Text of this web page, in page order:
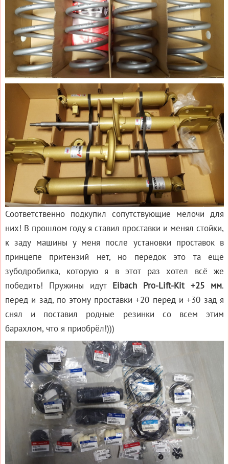
Соответственно подкупил сопутствующие мелочи для
них! В прошлом году я ставил проставки и менял стойки,
к заду машины у меня после установки проставок в
принцепе притензий нет, но передок это та ещё
зубодробилка, которую я в этот раз хотел всё же
победить! Пружины идут Eibach Pro-Lift-Kit +25 мм.
перед и зад, по этому проставки +20 перед и +30 зад я
снял и поставил родные резинки со всем этим
барахлом, что я приобрёл!)))